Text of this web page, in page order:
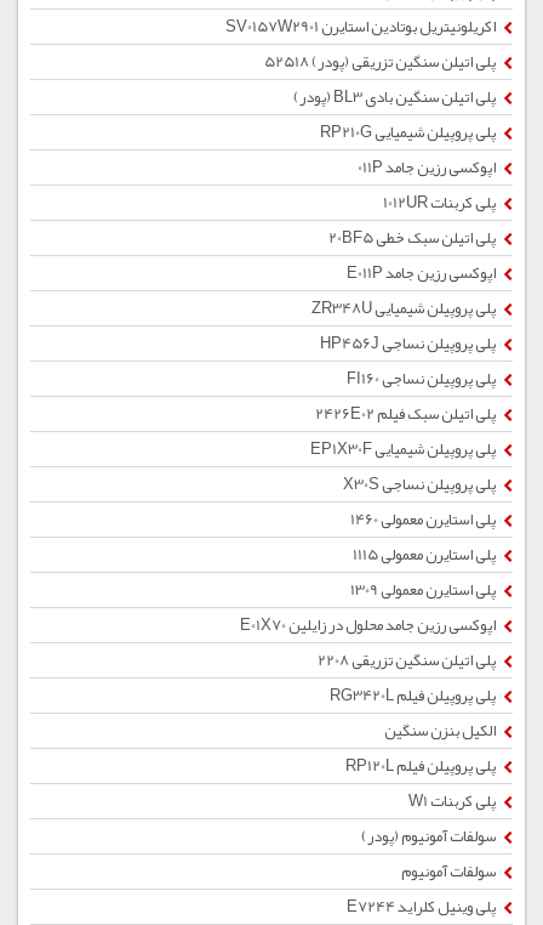
اکریلونیتریل بوتادین استایرن SV0157W2901
پلی اتیلن سنگین تزریقی (پودر) 52518
پلی اتیلن سنگین بادی BL3 (پودر)
پلی پروپیلن شیمیایی RP210G
اپوکسی رزین جامد 011P
پلی کربنات 1012UR
پلی اتیلن سبک خطی 20BF5
اپوکسی رزین جامد E011P
پلی پروپیلن شیمیایی ZR348U
پلی پروپیلن نساجی HP456J
پلی پروپیلن نساجی FI160
پلی اتیلن سبک فیلم 2426E02
پلی پروپیلن شیمیایی EP1X30F
پلی پروپیلن نساجی X30S
پلی استایرن معمولی 1460
پلی استایرن معمولی 1115
پلی استایرن معمولی 1309
اپوکسی رزین جامد محلول در زایلین E01X70
پلی اتیلن سنگین تزریقی 2208
پلی پروپیلن فیلم RG3420L
الکیل بنزن سنگین
پلی پروپیلن فیلم RP120L
پلی کربنات W1
سولفات آمونیوم (پودر)
سولفات آمونیوم
پلی وینیل کلراید E7244